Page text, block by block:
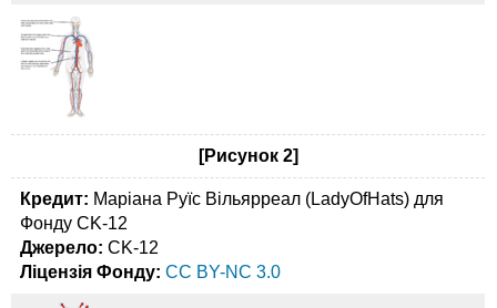
[Рисунок 2]
Кредит: Маріана Руїс Вільярреал (LadyOfHats) для
Фонду CK-12
Джерело: CK-12
Ліцензія Фонду: CC BY-NC 3.0